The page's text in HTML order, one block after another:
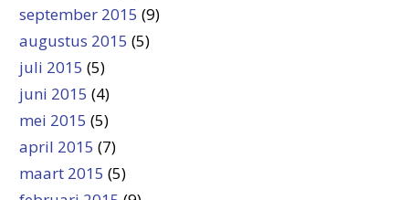
september 2015 (9)
augustus 2015 (5)
juli 2015 (5)
juni 2015 (4)
mei 2015 (5)
april 2015 (7)
maart 2015 (5)